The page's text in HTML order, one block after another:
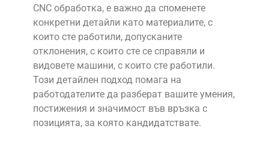
CNC обработка, е важно да споменете
конкретни детайли като материалите, с
които сте работили, допусканите
отклонения, с които сте се справяли и
видовете машини, с които сте работили.
Този детайлен подход помага на
работодателите да разберат вашите умения,
постижения и значимост във връзка с
позицията, за която кандидатствате.